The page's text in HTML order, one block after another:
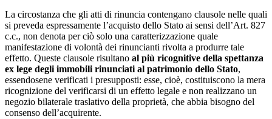
La circostanza che gli atti di rinuncia contengano clausole nelle quali
si preveda espressamente l’acquisto dello Stato ai sensi dell’Art. 827
c.c., non denota per ciò solo una caratterizzazione quale
manifestazione di volontà dei rinuncianti rivolta a produrre tale
effetto. Queste clausole risultano al più ricognitive della spettanza
ex lege degli immobili rinunciati al patrimonio dello Stato,
essendosene verificati i presupposti: esse, cioè, costituiscono la mera
ricognizione del verificarsi di un effetto legale e non realizzano un
negozio bilaterale traslativo della proprietà, che abbia bisogno del
consenso dell’acquirente.